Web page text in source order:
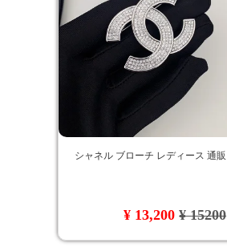
シャネル ブローチ レディース 通販
¥ 13,200¥ 15200